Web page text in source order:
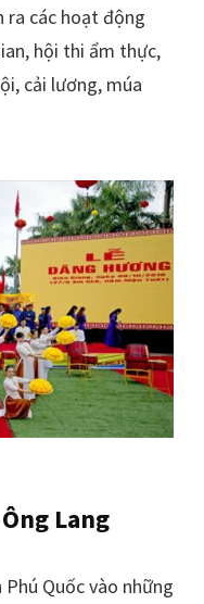
ra các hoạt động
hội thi ẩm thực,
cải lương, múa
Lang
Quốc vào những